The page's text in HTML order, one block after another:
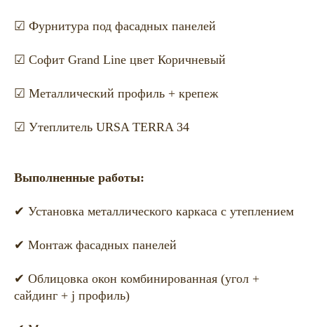
☑ Фурнитура под фасадных панелей
☑ Софит Grand Line цвет Коричневый
☑ Металлический профиль + крепеж
☑ Утеплитель URSA TERRA 34
Выполненные работы:
✔ Установка металлического каркаса с утеплением
✔ Монтаж фасадных панелей
✔ Облицовка окон комбинированная (угол +
сайдинг + j профиль)